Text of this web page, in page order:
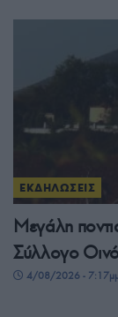
ΕΚΔΗΛΩΣΕΙΣ
Μεγάλη
Σύλλογο
4/08/2026 -